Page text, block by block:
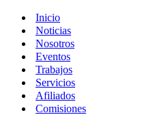
Inicio
Noticias
Nosotros
Eventos
Trabajos
Servicios
Afiliados
Comisiones